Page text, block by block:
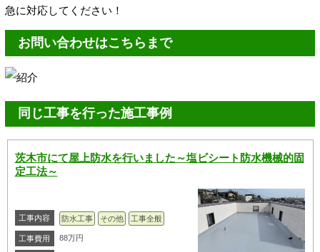
急に対応してください！
お問い合わせはこちらまで
同じ工事を行った施工事例
茨木市にて屋上防水を行いました～塩ビシート防水機械的固
定工法～
工事内容 防水工事 その他 工事全般
工事費用 88万円